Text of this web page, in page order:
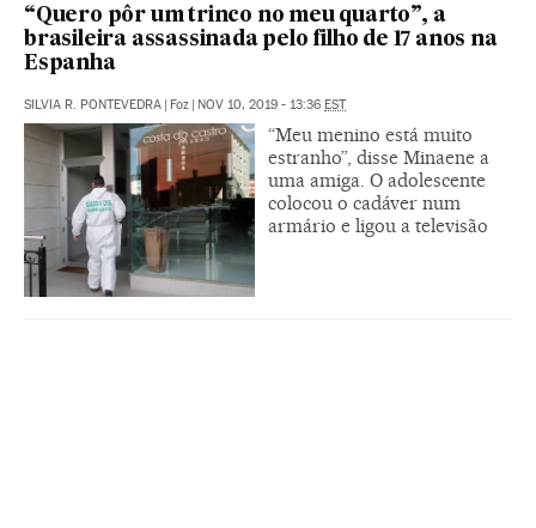
“Quero pôr um trinco no meu quarto”, a
brasileira assassinada pelo filho de 17 anos na
Espanha
SILVIA R. PONTEVEDRA Foz NOV 10, 2019 - 13:36 EST
“Meu menino está muito
estranho”, disse Minaene a
uma amiga. O adolescente
colocou o cadáver num
armário e ligou a televisão